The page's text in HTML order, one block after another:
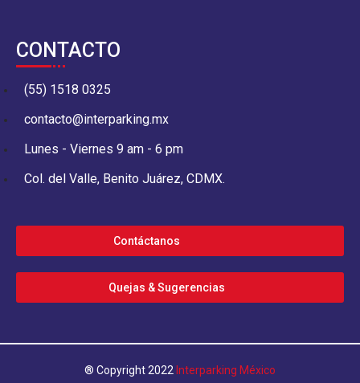
CONTACTO
(55) 1518 0325
contacto@interparking.mx
Lunes - Viernes 9 am - 6 pm
Col. del Valle, Benito Juárez, CDMX.
Contáctanos
Quejas & Sugerencias
® Copyright 2022 Interparking México